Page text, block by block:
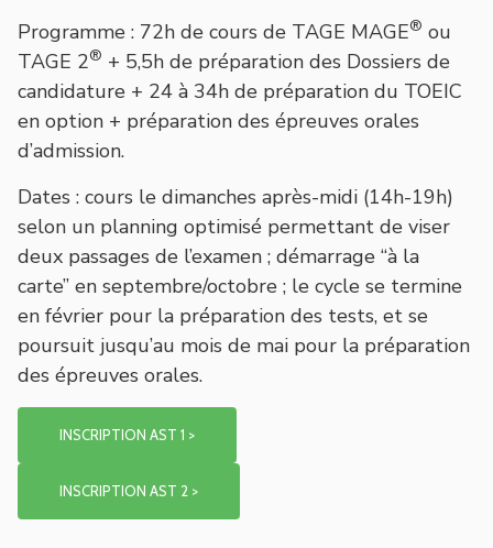
Programme : 72h de cours de TAGE MAGE® ou
TAGE 2® + 5,5h de préparation des Dossiers de
candidature + 24 à 34h de préparation du TOEIC
en option + préparation des épreuves orales
d’admission.
Dates : cours le dimanches après-midi (14h-19h)
selon un planning optimisé permettant de viser
deux passages de l’examen ; démarrage “à la
carte” en septembre/octobre ; le cycle se termine
en février pour la préparation des tests, et se
poursuit jusqu’au mois de mai pour la préparation
des épreuves orales.
INSCRIPTION AST 1 >
INSCRIPTION AST 2 >